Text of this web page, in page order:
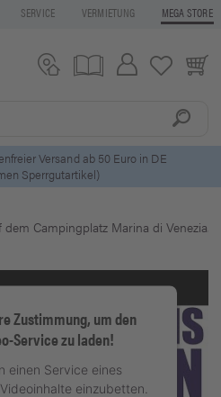
SERVICE VERMIETUNG MEGA STORE
Versand ab 50 Euro in DE
Sperrgutartikel)
Campingplatz Marina di Venezia.
Zustimmung, um den
Service zu laden!
einen Service eines
einzubetten.